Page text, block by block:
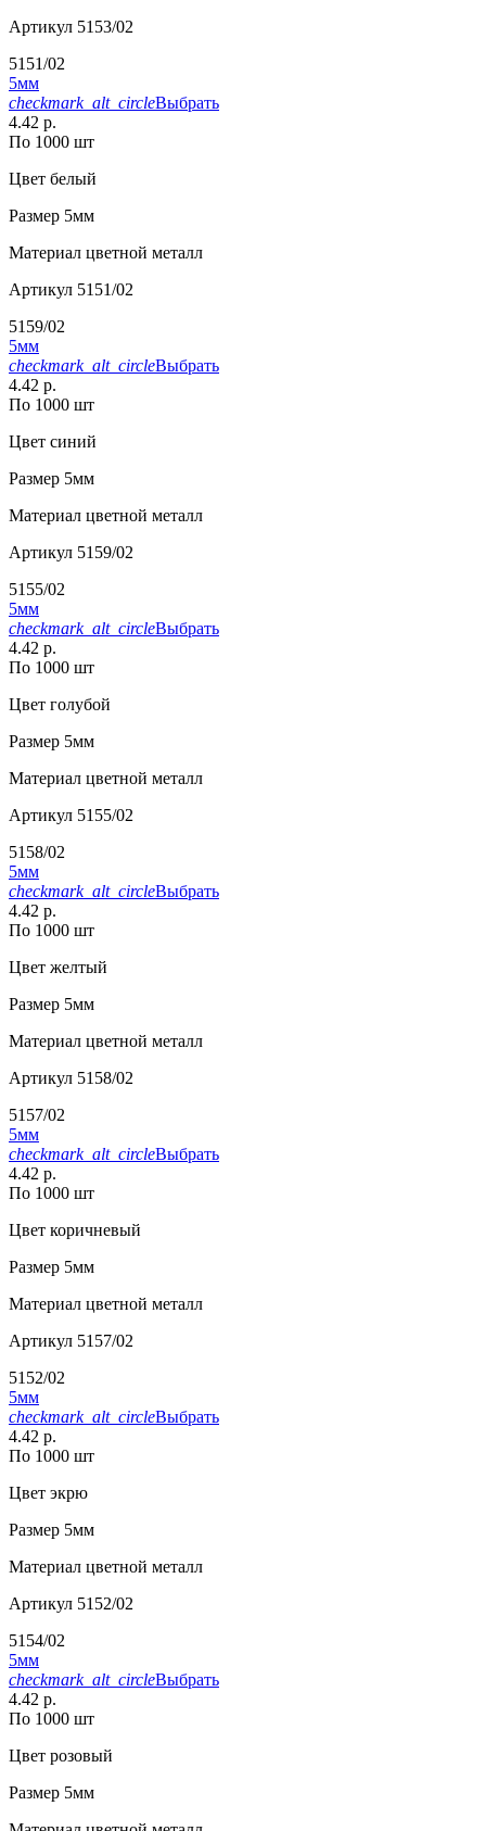
Артикул 5153/02
5151/02
5мм
checkmark_alt_circleВыбрать
4.42 р.
По 1000 шт
Цвет белый
Размер 5мм
Материал цветной металл
Артикул 5151/02
5159/02
5мм
checkmark_alt_circleВыбрать
4.42 р.
По 1000 шт
Цвет синий
Размер 5мм
Материал цветной металл
Артикул 5159/02
5155/02
5мм
checkmark_alt_circleВыбрать
4.42 р.
По 1000 шт
Цвет голубой
Размер 5мм
Материал цветной металл
Артикул 5155/02
5158/02
5мм
checkmark_alt_circleВыбрать
4.42 р.
По 1000 шт
Цвет желтый
Размер 5мм
Материал цветной металл
Артикул 5158/02
5157/02
5мм
checkmark_alt_circleВыбрать
4.42 р.
По 1000 шт
Цвет коричневый
Размер 5мм
Материал цветной металл
Артикул 5157/02
5152/02
5мм
checkmark_alt_circleВыбрать
4.42 р.
По 1000 шт
Цвет экрю
Размер 5мм
Материал цветной металл
Артикул 5152/02
5154/02
5мм
checkmark_alt_circleВыбрать
4.42 р.
По 1000 шт
Цвет розовый
Размер 5мм